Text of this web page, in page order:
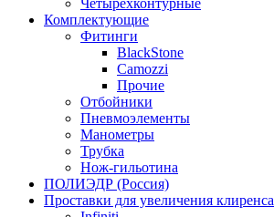
Комплектующие
Фитинги
BlackStone
Camozzi
Прочие
Отбойники
Пневмоэлементы
Манометры
Трубка
Нож-гильотина
ПОЛИЭДР (Россия)
Проставки для увеличения клиренса